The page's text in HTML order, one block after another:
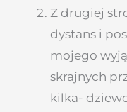
Z drugiej
dystans i
mojego
skrajnych
kilka-